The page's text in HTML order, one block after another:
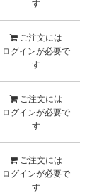
す
ご注文には
ログインが必要で
す
ご注文には
ログインが必要で
す
ご注文には
ログインが必要で
す